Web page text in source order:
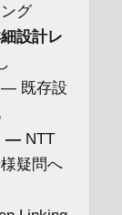
グ
設計レ
既存設
―NTT
疑問へ